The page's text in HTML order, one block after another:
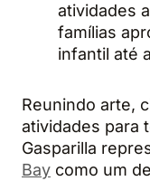
atividades
famílias
infantil até
Reunindo arte,
atividades para
Gasparilla
Bay como um